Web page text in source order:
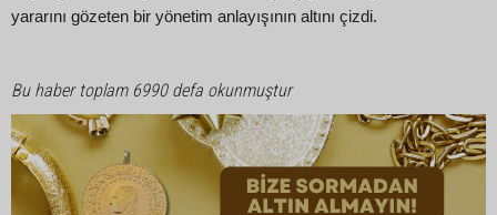
yararını gözeten bir yönetim anlayışının altını çizdi.
Bu haber toplam 6990 defa okunmuştur